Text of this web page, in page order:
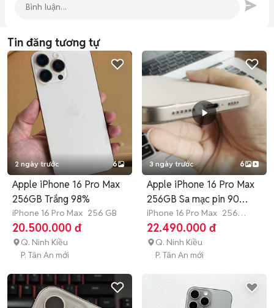
Tin đăng tương tự
2 ngày trước 6
Apple iPhone 16 Pro Max
256GB Trắng 98%
iPhone 16 Pro Max 256 GB
20.500.000 đ
Q. Ninh Kiều
P. Tân An mới
3 ngày trước 6
Apple iPhone 16 Pro Max
256GB Sa mạc pin 90
98%.
iPhone 16 Pro Max 256
GB Còn bảo hành
22.490.000 đ
Q. Ninh Kiều
P. Tân An mới